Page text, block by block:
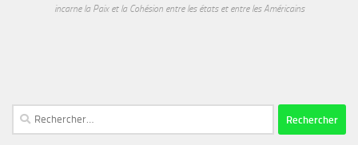
incarne la Paix et la Cohésion entre les états et entre les Américains
Rechercher :